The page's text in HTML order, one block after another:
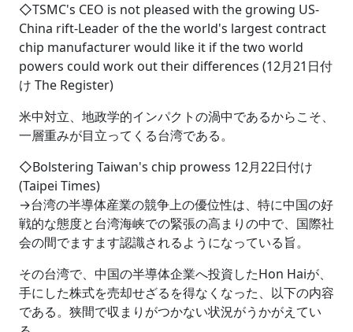
◇TSMC's CEO is not pleased with the growing US-
China rift‐Leader of the the world's largest contract
chip manufacturer would like it if the two world
powers could work out their differences (12月21日付
け The Register)
米中対立、地政学的インパクトの渦中であるからこそ、
一層重みが目立ってくる台湾である。
◇Bolstering Taiwan's chip prowess 12月22日付け
(Taipei Times)
→台湾の半導体産業の競争上の優位性は、特に中国の好
戦的な態度と台湾海峡での緊張の高まりの中で、国際社
会の間でますます認識されるようになっている旨。
その台湾で、中国の半導体企業へ投資したHon Haiが、
手にした株式を売却せざるを得なくなった、以下の内容
である。狭間で収まりがつかない状況がうかがえてい